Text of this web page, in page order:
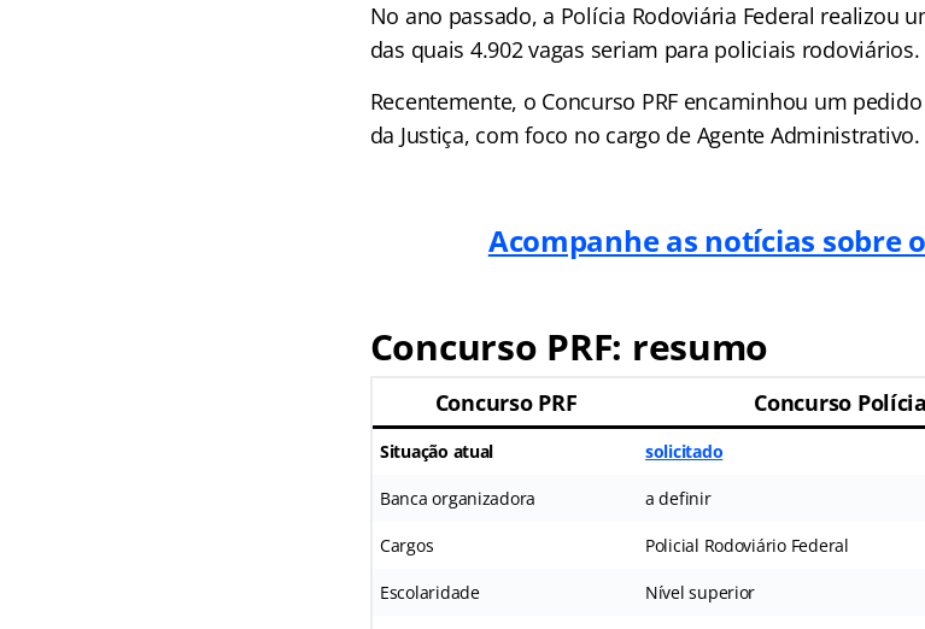
No ano passado, a Polícia Rodoviária Federal realizou
das quais 4.902 vagas seriam para policiais rodoviários.
Recentemente, o Concurso PRF encaminhou um
da Justiça, com foco no cargo de Agente Administrativo.
Acompanhe as notícias sobre
Concurso PRF: resumo
Concurso PRF Concurso
Situação atual solicitado
Banca organizadora a definir
Cargos Policial Rodoviário Federal
Escolaridade Nível superior